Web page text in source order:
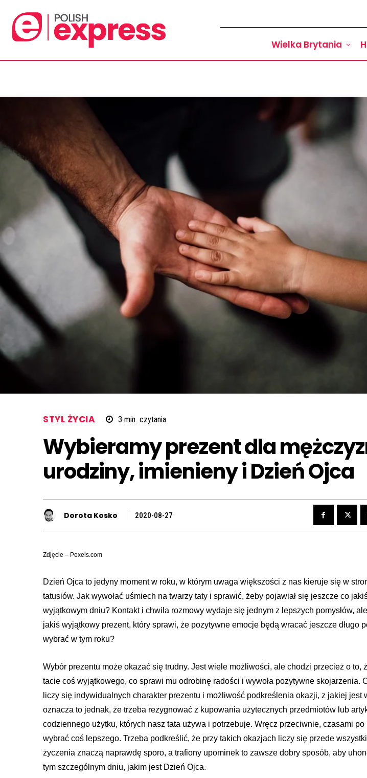
Wielka Brytania
STYL ŻYCIA 3 min. czytania
Wybieramy prezent dla
urodziny, imienieny i Dzień Ojca
Dorota Kosko 2020-08-27
Zdjęcie – Pexels.com
Dzień Ojca to jedyny moment w roku, w którym uwaga większości z nas kieruje się w
tatusiów. Jak wywołać uśmiech na twarzy taty i sprawić, żeby pojawiał się jeszcze co
wyjątkowym dniu? Kontakt i chwila rozmowy wydaje się jednym z lepszych pomysłów,
jakiś wyjątkowy prezent, który sprawi, że pozytywne emocje będą wracać jeszcze długo
wybrać w tym roku?
Wybór prezentu może okazać się trudny. Jest wiele możliwości, ale chodzi przecież o to,
tacie coś wyjątkowego, co sprawi mu odrobinę radości i wywoła pozytywne skojarzenia.
liczy się indywidualnych charakter prezentu i możliwość podkreślenia okazji, z jakiej jest
oznacza to jednak, że trzeba rezygnować z kupowania użytecznych przedmiotów lub
codziennego użytku, których nasz tata używa i potrzebuje. Wręcz przeciwnie, czasami po
wybrać coś lepszego. Trzeba podkreślić, że przy takich okazjach liczy się przede
życzenia znaczą naprawdę sporo, a trafiony upominek to zawsze dobry sposób, aby
tym szczególnym dniu, jakim jest Dzień Ojca.